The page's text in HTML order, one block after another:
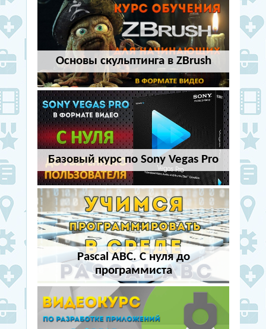
Основы скульптинга в ZBrush
Базовый курс по Sony Vegas Pro
Pascal ABC. С нуля до
программиста